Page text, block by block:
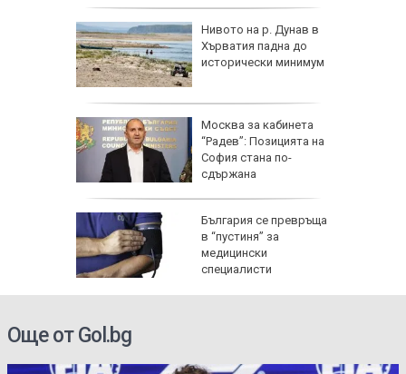
Нивото на р. Дунав в
Хърватия падна до
исторически минимум
Москва за кабинета
“Радев”: Позицията на
София стана по-
сдържана
България се превръща
в “пустиня” за
медицински
специалисти
Още от Gol.bg